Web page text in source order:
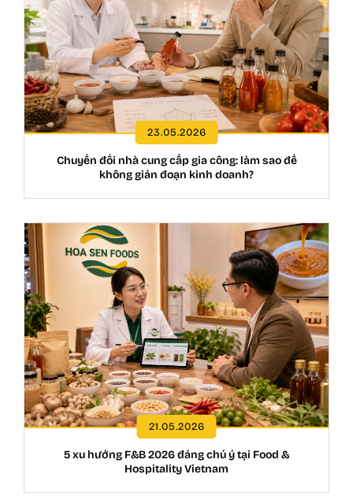
23.05.2026
Chuyển đổi nhà cung cấp gia công: làm sao để
không gián đoạn kinh doanh?
21.05.2026
5 xu hướng F&B 2026 đáng chú ý tại Food &
Hospitality Vietnam